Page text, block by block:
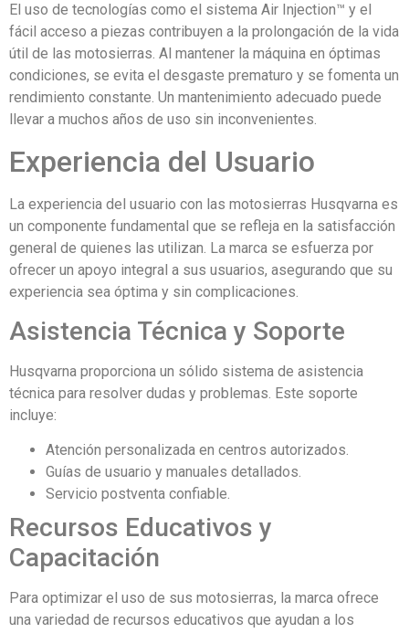
El uso de tecnologías como el sistema Air Injection™ y el
fácil acceso a piezas contribuyen a la prolongación de la vida
útil de las motosierras. Al mantener la máquina en óptimas
condiciones, se evita el desgaste prematuro y se fomenta un
rendimiento constante. Un mantenimiento adecuado puede
llevar a muchos años de uso sin inconvenientes.
Experiencia del Usuario
La experiencia del usuario con las motosierras Husqvarna es
un componente fundamental que se refleja en la satisfacción
general de quienes las utilizan. La marca se esfuerza por
ofrecer un apoyo integral a sus usuarios, asegurando que su
experiencia sea óptima y sin complicaciones.
Asistencia Técnica y Soporte
Husqvarna proporciona un sólido sistema de asistencia
técnica para resolver dudas y problemas. Este soporte
incluye:
Atención personalizada en centros autorizados.
Guías de usuario y manuales detallados.
Servicio postventa confiable.
Recursos Educativos y
Capacitación
Para optimizar el uso de sus motosierras, la marca ofrece
una variedad de recursos educativos que ayudan a los